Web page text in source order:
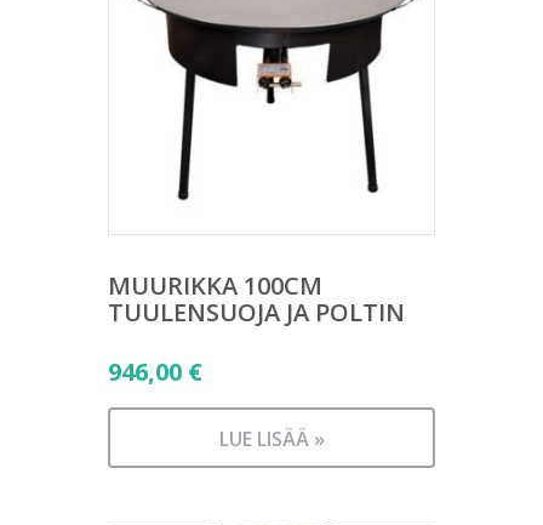
MUURIKKA 100CM
TUULENSUOJA JA POLTIN
946,00 €
LUE LISÄÄ »